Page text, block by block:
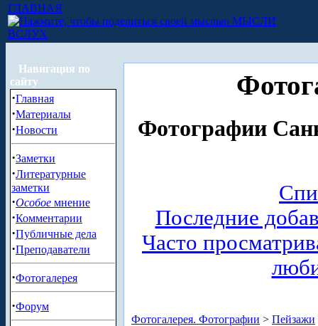
ГЛАВНАЯ
МЫСЛИ
ВСЛУХ
Навигация по
сайту
·Главная
·Материалы
·Новости
·Заметки
·Литературные
заметки
·Особое мнение
·Комментарии
·Публичные дела
·Преподаватели
·Фотогалерея
·Форум
Фотографии
Последние
Часто
Фотогалерея. Фотографии > Пейзажи